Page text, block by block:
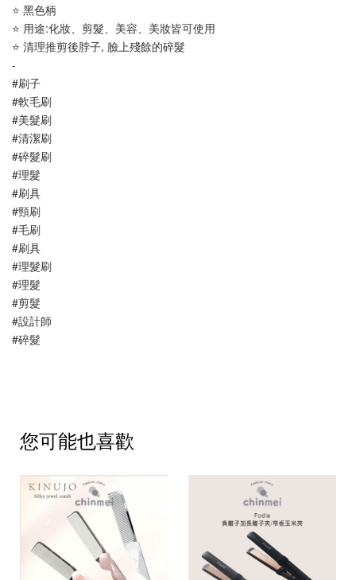
⭐ 黑色柄
⭐ 用途:化妝、剪髮、美容、美妝皆可使用
⭐ 清理推剪後脖子, 臉上殘餘的碎髮
-
#刷子
#軟毛刷
#美髮刷
#清潔刷
#碎髮刷
#理髮
#刷具
#頸刷
#毛刷
#刷具
#理髮刷
#理髮
#剪髮
#設計師
#碎髮
您可能也喜歡